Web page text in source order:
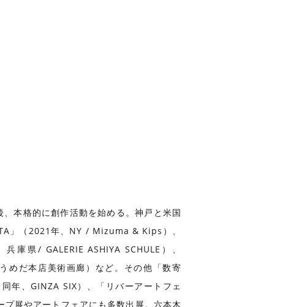
本格的に創作活動を始める。神戸と米国
」（2021年、NY / Mizuma & Kips）、
県/ GALERIE ASHIYA SCHULE）、
めだ本店美術画廊）など。その他「数寄
年、GINZA SIX）、「リバーアートフェ
展やアートフェアにも多数出展。六本木